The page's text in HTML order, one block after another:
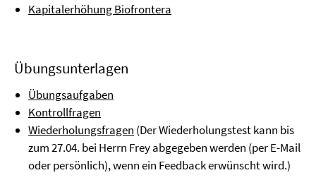
Kapitalerhöhung Biofrontera
Übungsunterlagen
Übungsaufgaben
Kontrollfragen
Wiederholungsfragen (Der Wiederholungstest kann bis
zum 27.04. bei Herrn Frey abgegeben werden (per E-Mail
oder persönlich), wenn ein Feedback erwünscht wird.)